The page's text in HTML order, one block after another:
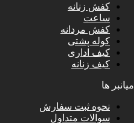
کفش زنانه
ساعت
کفش مردانه
کوله پشتی
کیف اداری
کیف زنانه
میانبر ها
نحوه ثبت سفارش
سوالات متداول